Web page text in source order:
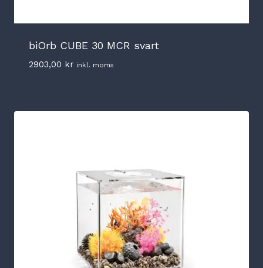
biOrb CUBE 30 MCR svart
2903,00 kr inkl. moms